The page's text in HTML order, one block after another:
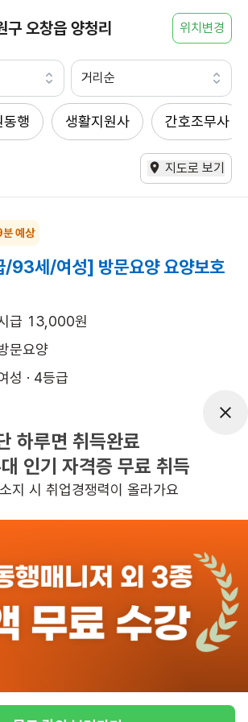
구 오창읍 양청리 위치변경
거리순
동행 생활지원사 간호조무사
지도로 보기
예상
93세/여성] 방문요양 요양보호
급 13,000원
문요양
성 · 4등급
일자리정보 더보기
3KM 이내의 일자리 확인하기
하루면 취득완료
인기 자격증 무료 취득
지 시 취업경쟁력이 올라가요